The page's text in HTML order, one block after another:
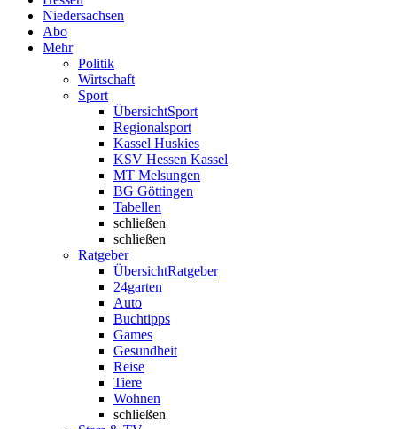
Niedersachsen
Abo
Mehr
Politik
Wirtschaft
Sport
ÜbersichtSport
Regionalsport
Kassel Huskies
KSV Hessen Kassel
MT Melsungen
BG Göttingen
Tabellen
schließen
schließen
Ratgeber
ÜbersichtRatgeber
24garten
Auto
Buchtipps
Games
Gesundheit
Reise
Tiere
Wohnen
schließen